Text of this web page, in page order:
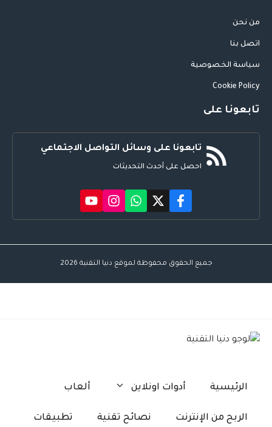
من نحن
اتصل بنا
سياسة الخصوصية
Cookie Policy
تابعونا على
تابعونا على وسائل التواصل الاجتماعي
احصل على أحدث التحديثات
جميع الحقوق محفوظة لموقع دنيا التقنية 2026
الرئيسية أدوات اونلاين ألعاب
الربح من الإنترنت نصائح تقنية تطبيقات